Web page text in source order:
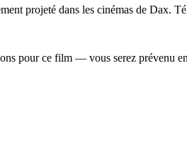
projeté dans les cinémas de Dax.
pour ce film — vous serez prévenu